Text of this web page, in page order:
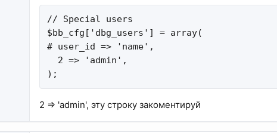
// Special users
$bb_cfg['dbg_users'] = array(
# user_id => 'name',
  2 => 'admin',
);
2 => 'admin', эту строку закоментируй